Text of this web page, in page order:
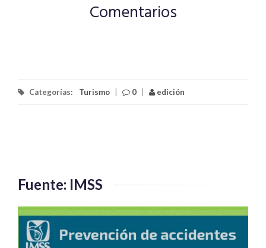
Comentarios
Categorías: Turismo 0 edición
Fuente: IMSS